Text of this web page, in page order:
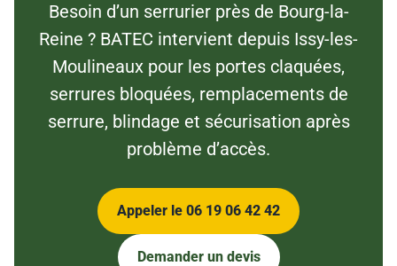
Besoin d’un serrurier près de Bourg-la-
Reine ? BATEC intervient depuis Issy-les-
Moulineaux pour les portes claquées,
serrures bloquées, remplacements de
serrure, blindage et sécurisation après
problème d’accès.
Appeler le 06 19 06 42 42
Demander un devis